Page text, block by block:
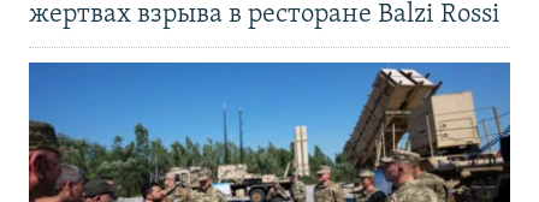
жертвах взрыва в ресторане Balzi Rossi